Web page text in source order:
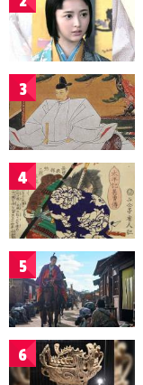
3
4
5
6